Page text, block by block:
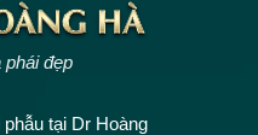
đẹp
tại Dr Hoàng